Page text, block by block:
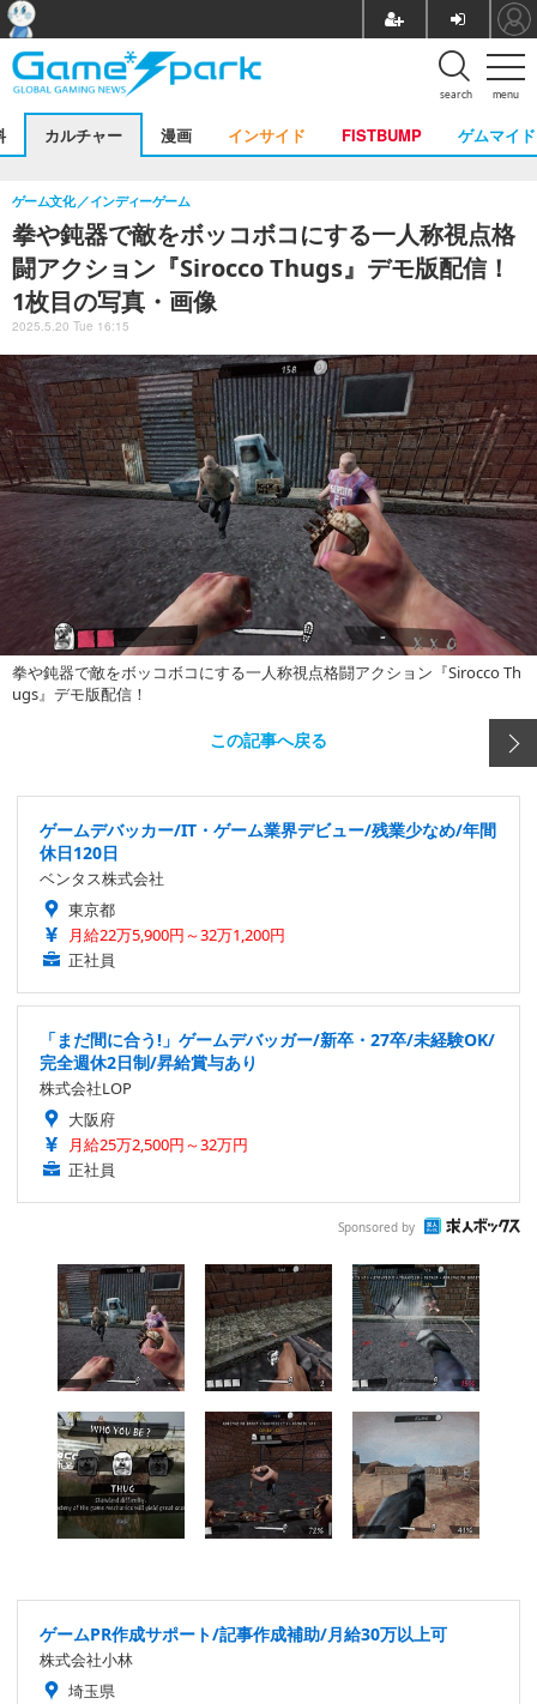
menu
search
カルチャー 漫画 インサイド FISTBUMP ゲムマイド
拳や鈍器で敵をボッコボコにする一人称視点格
闘アクション『Sirocco Thugs』デモ版配信！
1枚目の写真・画像
ゲーム文化 インディーゲーム
2025.5.20 Tue 16:15
拳や鈍器で敵をボッコボコにする一人称視点格闘アクション『Sirocco Th
ugs』デモ版配信！
この記事へ戻る
ゲームデバッカー/IT・ゲーム業界デビュー/残業少なめ/年間
休日120日
ベンタス株式会社
東京都
月給22万5,900円～32万1,200円
正社員
「まだ間に合う!」ゲームデバッガー/新卒・27卒/未経験OK/
完全週休2日制/昇給賞与あり
株式会社LOP
大阪府
月給25万2,500円～32万円
正社員
Sponsored by
ゲームPR作成サポート/記事作成補助/月給30万以上可
株式会社小林
埼玉県